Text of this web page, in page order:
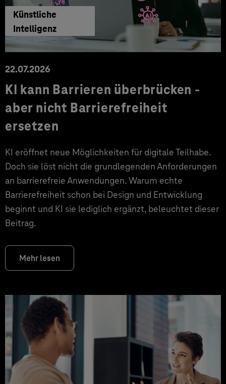
Künstliche
Intelligenz
22.07.2026
KI kann Barrieren überbrücken -
aber nicht Barrierefreiheit
ersetzen
KI eröffnet neue Möglichkeiten für digitale Teilhabe.
Doch sie löst nicht die grundlegenden Anforderungen
an barrierefreie Anwendungen. Warum echte
Barrierefreiheit schon bei Design und Entwicklung
beginnt und KI sie lediglich ergänzt, beleuchtet dieser
Beitrag.
Mehr lesen